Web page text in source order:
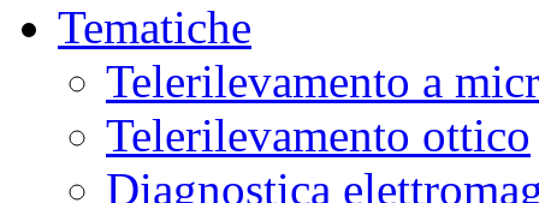
Tematiche
Telerilevamento a
Telerilevamento ottico
Diagnostica